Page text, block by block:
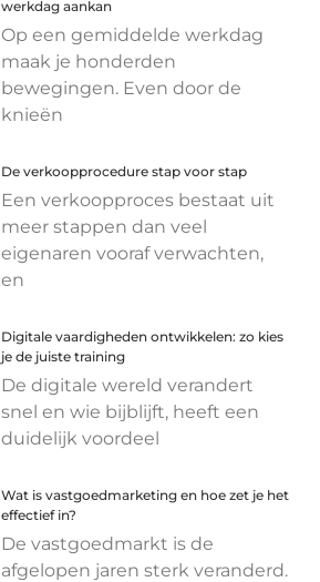
werkdag aankan
Op een gemiddelde werkdag
maak je honderden
bewegingen. Even door de
knieën
De verkoopprocedure stap voor stap
Een verkoopproces bestaat uit
meer stappen dan veel
eigenaren vooraf verwachten,
en
Digitale vaardigheden ontwikkelen: zo kies
je de juiste training
De digitale wereld verandert
snel en wie bijblijft, heeft een
duidelijk voordeel
Wat is vastgoedmarketing en hoe zet je het
effectief in?
De vastgoedmarkt is de
afgelopen jaren sterk veranderd.